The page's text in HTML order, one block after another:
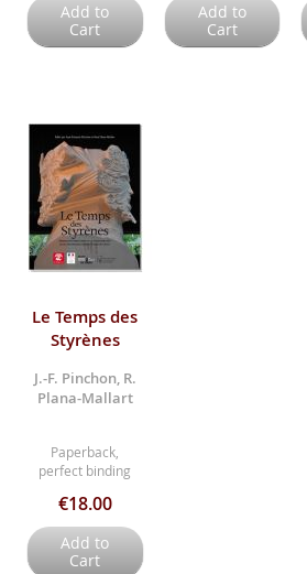
Add to
Cart
Add to
Cart
Le Temps des
Styrènes
J.-F. Pinchon, R.
Plana-Mallart
Paperback,
perfect binding
€18.00
Add to
Cart